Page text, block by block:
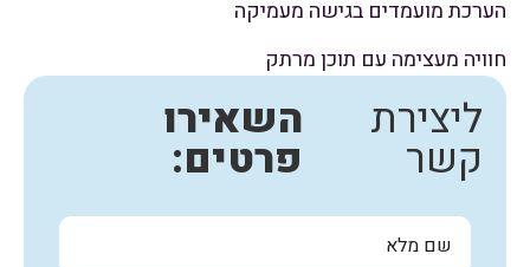
הערכת מועמדים בגישה מעמיקה
חוויה מעצימה עם תוכן מרתק
ליצירת
קשר
השאירו
פרטים: